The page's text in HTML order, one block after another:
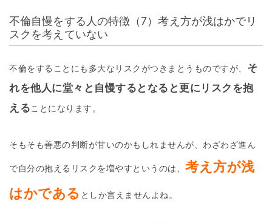
不倫自慢をする人の特徴（7）考え方が浅はかでリ
スクを考えていない
不倫をすることにも多大なリスクがつきまとうものですが、 そ
れを他人に堂々と自慢するとなると更にリスクを抱
えることになります。
そもそも善悪の判断が甘いのかもしれませんが、わざわざ進ん
で自分の抱えるリスクを増やすというのは、 考え方が浅
はかである としか言えませんよね。